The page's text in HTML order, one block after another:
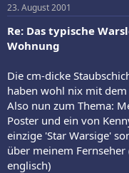
23. August 2001
Re: Das typische
Wohnung
Die cm-dicke
haben wohl nix mit dem
Also nun zum Thema:
Poster und ein von
einzige 'Star Warsige'
über meinem Fernseher
englisch)